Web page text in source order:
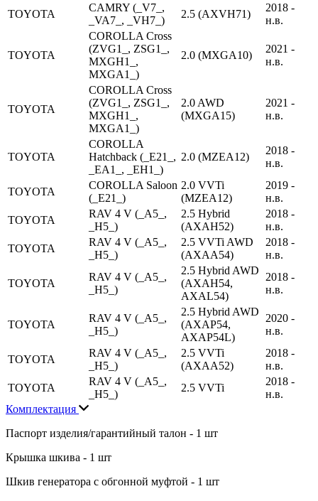
TOYOTA
CAMRY (_V7_,
_VA7_, _VH7_)
2.5 (AXVH71)
2018 -
н.в.
TOYOTA
COROLLA Cross
(ZVG1_, ZSG1_,
MXGH1_,
MXGA1_)
2.0 (MXGA10)
2021 -
н.в.
TOYOTA
COROLLA Cross
(ZVG1_, ZSG1_,
MXGH1_,
MXGA1_)
2.0 AWD
(MXGA15)
2021 -
н.в.
TOYOTA
COROLLA
Hatchback (_E21_,
_EA1_, _EH1_)
2.0 (MZEA12)
2018 -
н.в.
TOYOTA
COROLLA Saloon
(_E21_)
2.0 VVTi
(MZEA12)
2019 -
н.в.
TOYOTA
RAV 4 V (_A5_,
_H5_)
2.5 Hybrid
(AXAH52)
2018 -
н.в.
TOYOTA
RAV 4 V (_A5_,
_H5_)
2.5 VVTi AWD
(AXAA54)
2018 -
н.в.
TOYOTA
RAV 4 V (_A5_,
_H5_)
2.5 Hybrid AWD
(AXAH54,
AXAL54)
2018 -
н.в.
TOYOTA
RAV 4 V (_A5_,
_H5_)
2.5 Hybrid AWD
(AXAP54,
AXAP54L)
2020 -
н.в.
TOYOTA
RAV 4 V (_A5_,
_H5_)
2.5 VVTi
(AXAA52)
2018 -
н.в.
TOYOTA
RAV 4 V (_A5_,
_H5_)
2.5 VVTi
2018 -
н.в.
Комплектация
Паспорт изделия/гарантийный талон - 1 шт
Крышка шкива - 1 шт
Шкив генератора с обгонной муфтой - 1 шт